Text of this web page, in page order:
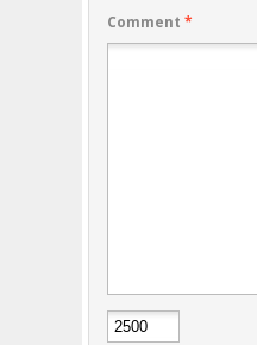
Comment *